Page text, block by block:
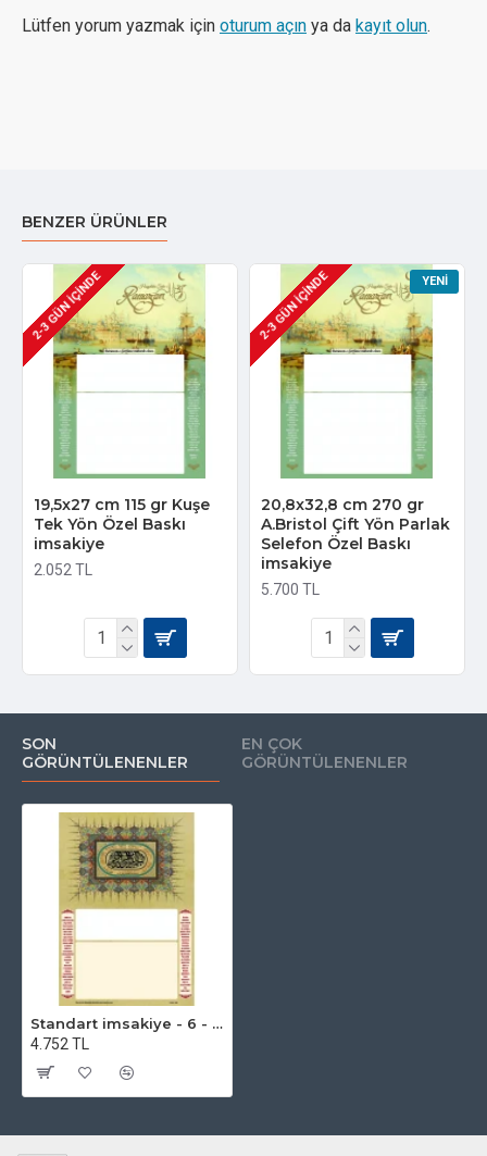
Lütfen yorum yazmak için oturum açın ya da kayıt olun.
BENZER ÜRÜNLER
2-3 GÜN IÇINDE
19,5x27 cm 115 gr Kuşe
Tek Yön Özel Baskı
imsakiye
2.052 TL
YENI
2-3 GÜN IÇINDE
20,8x32,8 cm 270 gr
A.Bristol Çift Yön Parlak
Selefon Özel Baskı
imsakiye
5.700 TL
SON
GÖRÜNTÜLENENLER
EN ÇOK
GÖRÜNTÜLENENLER
Standart imsakiye - 6 - Çift Renk Baskılı
4.752 TL